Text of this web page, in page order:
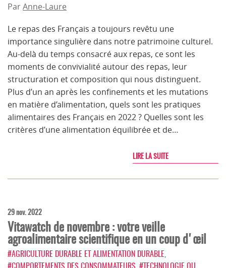
ParAnne-Laure
Le repas des Français a toujours revêtu une
importance singulière dans notre patrimoine culturel.
Au-delà du temps consacré aux repas, ce sont les
moments de convivialité autour des repas, leur
structuration et composition qui nous distinguent.
Plus d’un an après les confinements et les mutations
en matière d’alimentation, quels sont les pratiques
alimentaires des Français en 2022 ? Quelles sont les
critères d’une alimentation équilibrée et de…
LIRE LA SUITE
29 nov. 2022
Vitawatch de novembre : votre veille
agroalimentaire scientifique en un coup d'œil
#AGRICULTURE DURABLE ET ALIMENTATION DURABLE
#COMPORTEMENTS DES CONSOMMATEURS #TECHNOLOGIE OU